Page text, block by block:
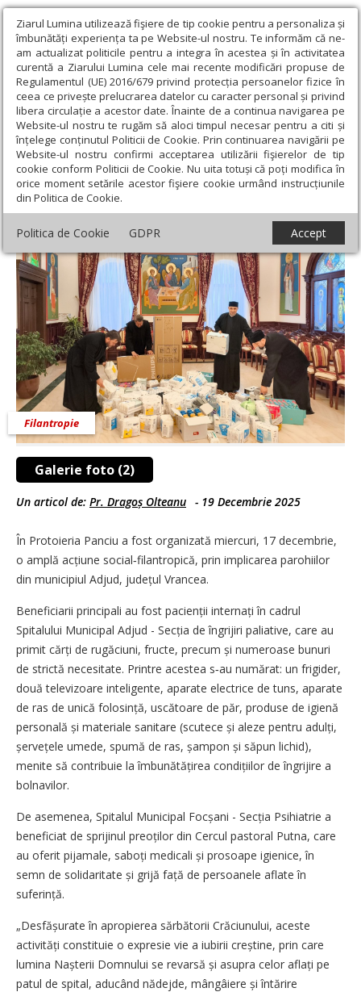
Ziarul Lumina utilizează fişiere de tip cookie pentru a personaliza și
îmbunătăți experiența ta pe Website-ul nostru. Te informăm că ne-
am actualizat politicile pentru a integra în acestea și în activitatea
curentă a Ziarului Lumina cele mai recente modificări propuse de
Regulamentul (UE) 2016/679 privind protecția persoanelor fizice în
ceea ce privește prelucrarea datelor cu caracter personal și privind
libera circulație a acestor date. Înainte de a continua navigarea pe
Website-ul nostru te rugăm să aloci timpul necesar pentru a citi și
înțelege conținutul Politicii de Cookie. Prin continuarea navigării pe
Website-ul nostru confirmi acceptarea utilizării fişierelor de tip
cookie conform Politicii de Cookie. Nu uita totuși că poți modifica în
orice moment setările acestor fişiere cookie urmând instrucțiunile
din Politica de Cookie.
Politica de Cookie GDPR Accept
Ziarul Lumina › Filantropie › Preoții din Protoieria Panciu în
sprijinul pacienților
Preoții din Protoieria Panciu în sprijinul
pacienților
Galerie foto (2)
Filantropie
Un articol de: Pr. Dragoș Olteanu - 19 Decembrie 2025
În Protoieria Panciu a fost organizată miercuri, 17 decembrie,
o amplă acțiune social‑filantropică, prin implicarea parohiilor
din municipiul Adjud, județul Vrancea.
Beneficiarii principali au fost pacienții internați în cadrul
Spitalului Municipal Adjud - Secția de îngrijiri paliative, care au
primit cărți de rugăciuni, fructe, precum și numeroase bunuri
de strictă necesitate. Printre acestea s‑au numărat: un frigider,
două televizoare inteligente, aparate electrice de tuns, aparate
de ras de unică folosință, uscătoare de păr, produse de igienă
personală și materiale sanitare (scutece și aleze pentru adulți,
șervețele umede, spumă de ras, șampon și săpun lichid),
menite să contribuie la îmbunătățirea condițiilor de îngrijire a
bolnavilor.
De asemenea, Spitalul Municipal Focșani - Secția Psihiatrie a
beneficiat de sprijinul preoților din Cercul pastoral Putna, care
au oferit pijamale, saboți medicali și prosoape igienice, în
semn de solidaritate și grijă față de persoanele aflate în
suferință.
„Desfășurate în apropierea sărbătorii Crăciunului, aceste
activități constituie o expresie vie a iubirii creștine, prin care
lumina Nașterii Domnului se revarsă și asupra celor aflați pe
patul de spital, aducând nădejde, mângâiere și întărire